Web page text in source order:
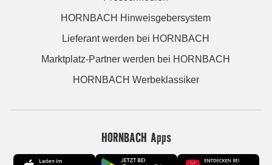
HORNBACH Hinweisgebersystem
Lieferant werden bei HORNBACH
Marktplatz-Partner werden bei HORNBACH
HORNBACH Werbeklassiker
HORNBACH Apps